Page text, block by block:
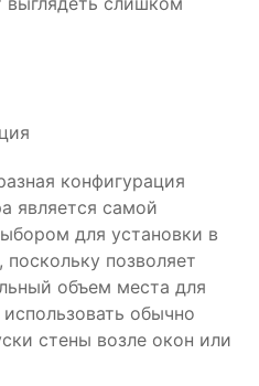
конфигурация
является самой
для установки в
позволяет
объем места для
обычно
стены возле окон или